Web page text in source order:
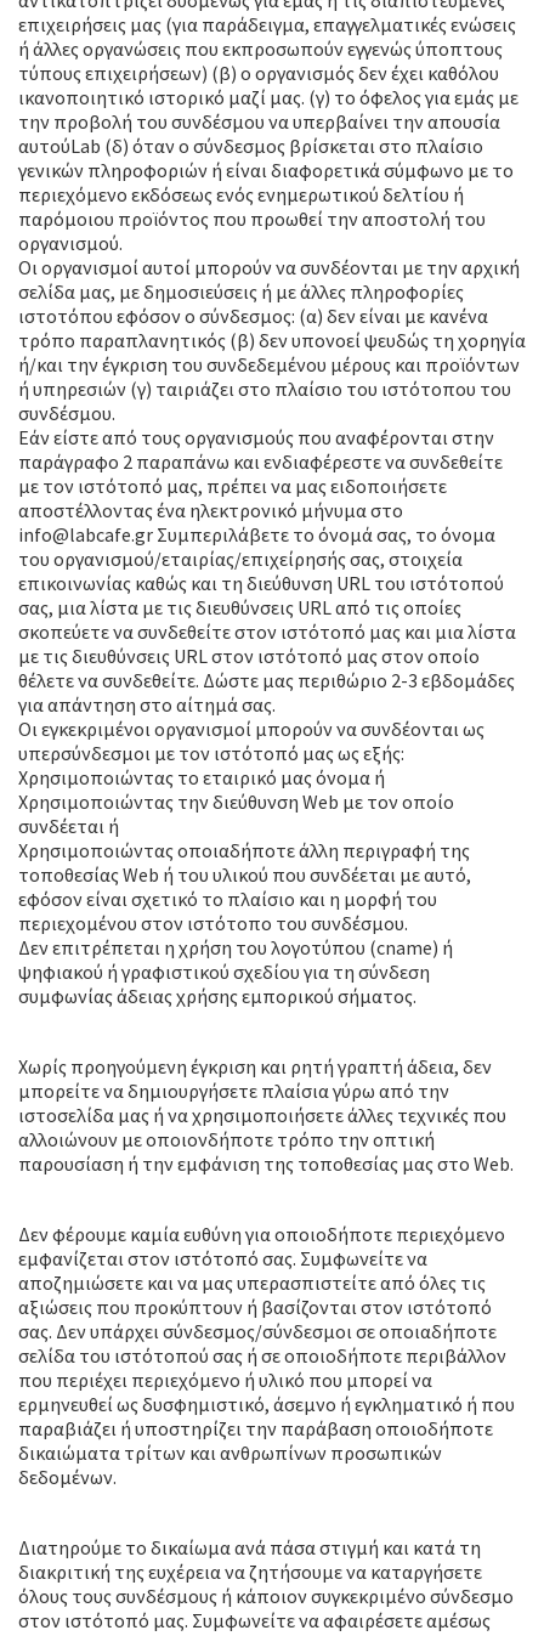
επιχειρήσεις μας (για παράδειγμα, επαγγελματικές ενώσεις
ή άλλες οργανώσεις που εκπροσωπούν εγγενώς ύποπτους
τύπους επιχειρήσεων) (β) ο οργανισμός δεν έχει καθόλου
ικανοποιητικό ιστορικό μαζί μας. (γ) το όφελος για εμάς με
την προβολή του συνδέσμου να υπερβαίνει την απουσία
αυτούLab (δ) όταν ο σύνδεσμος βρίσκεται στο πλαίσιο
γενικών πληροφοριών ή είναι διαφορετικά σύμφωνο με το
περιεχόμενο εκδόσεως ενός ενημερωτικού δελτίου ή
παρόμοιου προϊόντος που προωθεί την αποστολή του
οργανισμού.
Οι οργανισμοί αυτοί μπορούν να συνδέονται με την αρχική
σελίδα μας, με δημοσιεύσεις ή με άλλες πληροφορίες
ιστοτόπου εφόσον ο σύνδεσμος: (α) δεν είναι με κανένα
τρόπο παραπλανητικός (β) δεν υπονοεί ψευδώς τη χορηγία
ή/και την έγκριση του συνδεδεμένου μέρους και προϊόντων
ή υπηρεσιών (γ) ταιριάζει στο πλαίσιο του ιστότοπου του
συνδέσμου.
Εάν είστε από τους οργανισμούς που αναφέρονται στην
παράγραφο 2 παραπάνω και ενδιαφέρεστε να συνδεθείτε
με τον ιστότοπό μας, πρέπει να μας ειδοποιήσετε
αποστέλλοντας ένα ηλεκτρονικό μήνυμα στο
info@labcafe.gr Συμπεριλάβετε το όνομά σας, το όνομα
του οργανισμού/εταιρίας/επιχείρησής σας, στοιχεία
επικοινωνίας καθώς και τη διεύθυνση URL του ιστότοπού
σας, μια λίστα με τις διευθύνσεις URL από τις οποίες
σκοπεύετε να συνδεθείτε στον ιστότοπό μας και μια λίστα
με τις διευθύνσεις URL στον ιστότοπό μας στον οποίο
θέλετε να συνδεθείτε. Δώστε μας περιθώριο 2-3 εβδομάδες
για απάντηση στο αίτημά σας.
Οι εγκεκριμένοι οργανισμοί μπορούν να συνδέονται ως
υπερσύνδεσμοι με τον ιστότοπό μας ως εξής:
Χρησιμοποιώντας το εταιρικό μας όνομα ή
Χρησιμοποιώντας την διεύθυνση Web με τον οποίο
συνδέεται ή
Χρησιμοποιώντας οποιαδήποτε άλλη περιγραφή της
τοποθεσίας Web ή του υλικού που συνδέεται με αυτό,
εφόσον είναι σχετικό το πλαίσιο και η μορφή του
περιεχομένου στον ιστότοπο του συνδέσμου.
Δεν επιτρέπεται η χρήση του λογοτύπου (cname) ή
ψηφιακού ή γραφιστικού σχεδίου για τη σύνδεση
συμφωνίας άδειας χρήσης εμπορικού σήματος.
Χωρίς προηγούμενη έγκριση και ρητή γραπτή άδεια, δεν
μπορείτε να δημιουργήσετε πλαίσια γύρω από την
ιστοσελίδα μας ή να χρησιμοποιήσετε άλλες τεχνικές που
αλλοιώνουν με οποιονδήποτε τρόπο την οπτική
παρουσίαση ή την εμφάνιση της τοποθεσίας μας στο Web.
Δεν φέρουμε καμία ευθύνη για οποιοδήποτε περιεχόμενο
εμφανίζεται στον ιστότοπό σας. Συμφωνείτε να
αποζημιώσετε και να μας υπερασπιστείτε από όλες τις
αξιώσεις που προκύπτουν ή βασίζονται στον ιστότοπό
σας. Δεν υπάρχει σύνδεσμος/σύνδεσμοι σε οποιαδήποτε
σελίδα του ιστότοπού σας ή σε οποιοδήποτε περιβάλλον
που περιέχει περιεχόμενο ή υλικό που μπορεί να
ερμηνευθεί ως δυσφημιστικό, άσεμνο ή εγκληματικό ή που
παραβιάζει ή υποστηρίζει την παράβαση οποιοδήποτε
δικαιώματα τρίτων και ανθρωπίνων προσωπικών
δεδομένων.
Διατηρούμε το δικαίωμα ανά πάσα στιγμή και κατά τη
διακριτική της ευχέρεια να ζητήσουμε να καταργήσετε
όλους τους συνδέσμους ή κάποιον συγκεκριμένο σύνδεσμο
στον ιστότοπό μας. Συμφωνείτε να αφαιρέσετε αμέσως